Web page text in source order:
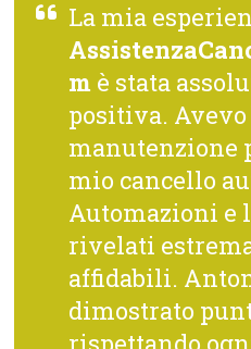
La mia
m è stata
positiva.
manutenzione
mio cancello
Automazioni e
rivelati
affidabili.
dimostrato